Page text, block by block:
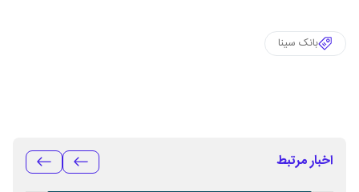
بانک سینا
اخبار مرتبط